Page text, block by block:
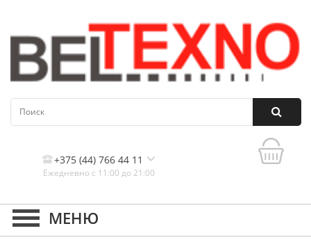
+375 (44) 766 44 11
Ежедневно с 11:00 до 21:00